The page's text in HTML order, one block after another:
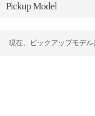
Pickup Model
現在、ピックアップモデル